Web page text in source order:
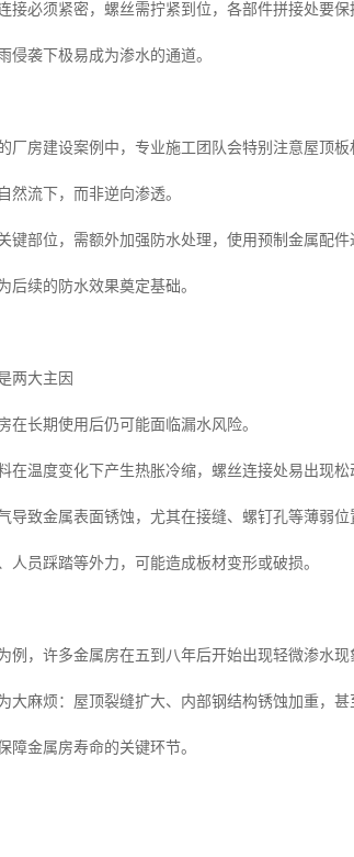
接必须紧密，螺丝需拧紧到位，各部件拼接处要保
侵袭下极易成为渗水的通道。
厂房建设案例中，专业施工团队会特别注意屋顶板
然流下，而非逆向渗透。
键部位，需额外加强防水处理，使用预制金属配件
后续的防水效果奠定基础。
两大主因
在长期使用后仍可能面临漏水风险。
在温度变化下产生热胀冷缩，螺丝连接处易出现松
导致金属表面锈蚀，尤其在接缝、螺钉孔等薄弱位
人员踩踏等外力，可能造成板材变形或破损。
例，许多金属房在五到八年后开始出现轻微渗水现
大麻烦：屋顶裂缝扩大、内部钢结构锈蚀加重，甚
障金属房寿命的关键环节。